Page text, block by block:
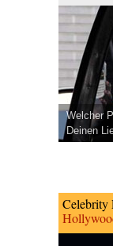
Welcher
Deinen
Celebrity